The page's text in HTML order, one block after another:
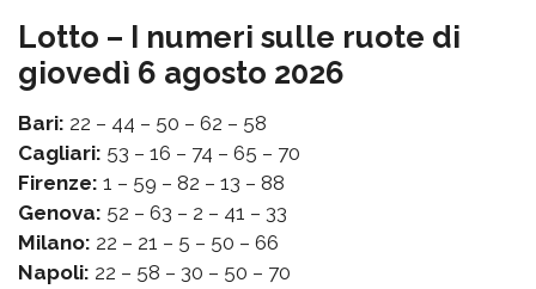
Lotto – I numeri sulle ruote di
giovedì 6 agosto 2026
Bari: 22 – 44 – 50 – 62 – 58
Cagliari: 53 – 16 – 74 – 65 – 70
Firenze: 1 – 59 – 82 – 13 – 88
Genova: 52 – 63 – 2 – 41 – 33
Milano: 22 – 21 – 5 – 50 – 66
Napoli: 22 – 58 – 30 – 50 – 70